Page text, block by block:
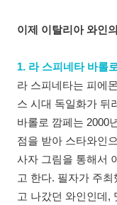
이제 이탈리아 와인
1. 라 스피네타 바롤
라 스피네타는 피에
스 시대 독일화가 뒤
바롤로 깜페는 2000
점을 받아 스타와인
사자 그림을 통해서
고 한다. 필자가 주
고 나갔던 와인인데,